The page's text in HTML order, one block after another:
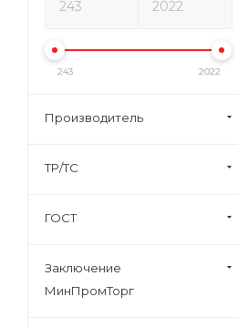
243 2022
Производитель
ТР/ТС
ГОСТ
Заключение
МинПромТорг